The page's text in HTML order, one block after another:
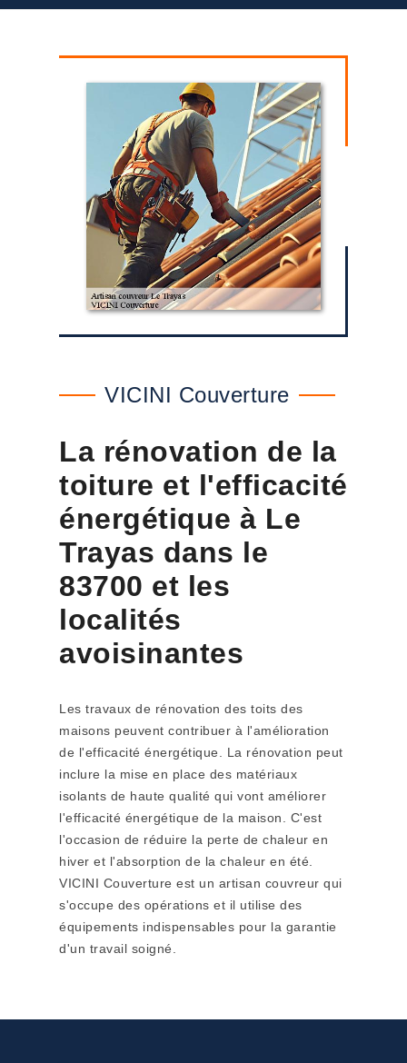
VICINI Couverture
La rénovation de la
toiture et l'efficacité
énergétique à Le
Trayas dans le
83700 et les
localités
avoisinantes
Les travaux de rénovation des toits des
maisons peuvent contribuer à l'amélioration
de l'efficacité énergétique. La rénovation peut
inclure la mise en place des matériaux
isolants de haute qualité qui vont améliorer
l'efficacité énergétique de la maison. C'est
l'occasion de réduire la perte de chaleur en
hiver et l'absorption de la chaleur en été.
VICINI Couverture est un artisan couvreur qui
s'occupe des opérations et il utilise des
équipements indispensables pour la garantie
d'un travail soigné.